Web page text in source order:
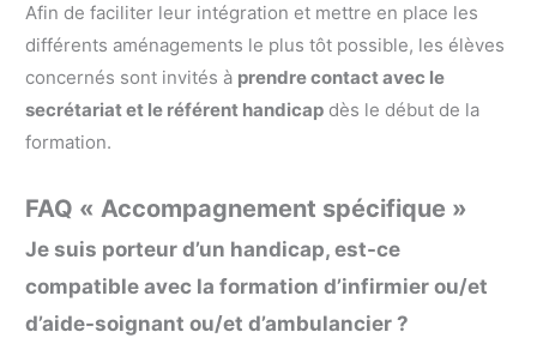
Afin de faciliter leur intégration et mettre en place les
différents aménagements le plus tôt possible, les élèves
concernés sont invités à prendre contact avec le
secrétariat et le référent handicap dès le début de la
formation.
FAQ « Accompagnement spécifique »
Je suis porteur d’un handicap, est-ce
compatible avec la formation d’infirmier ou/et
d’aide-soignant ou/et d’ambulancier ?